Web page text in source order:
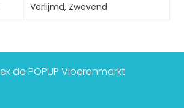
Verlijmd, Zwevend
de POPUP Vloerenmarkt